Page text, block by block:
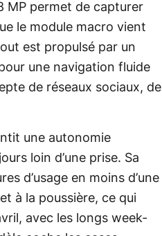
MP permet de capturer
le module macro vient
est propulsé par un
une navigation fluide
de réseaux sociaux, de
une autonomie
loin d’une prise. Sa
d’usage en moins d’une
à la poussière, ce qui
avec les longs week-